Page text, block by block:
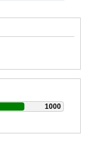
1000